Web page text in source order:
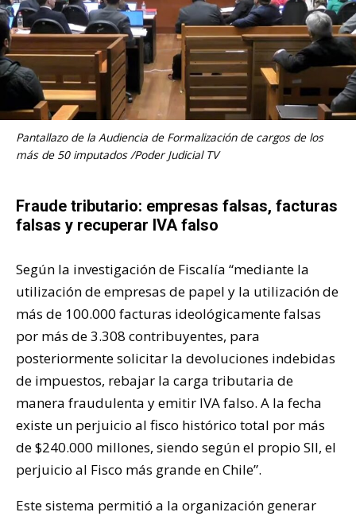
Pantallazo de la Audiencia de Formalización de cargos de los
más de 50 imputados /Poder Judicial TV
Fraude tributario: empresas falsas, facturas
falsas y recuperar IVA falso
Según la investigación de Fiscalía “mediante la
utilización de empresas de papel y la utilización de
más de 100.000 facturas ideológicamente falsas
por más de 3.308 contribuyentes, para
posteriormente solicitar la devoluciones indebidas
de impuestos, rebajar la carga tributaria de
manera fraudulenta y emitir IVA falso. A la fecha
existe un perjuicio al fisco histórico total por más
de $240.000 millones, siendo según el propio SII, el
perjuicio al Fisco más grande en Chile”.
Este sistema permitió a la organización generar